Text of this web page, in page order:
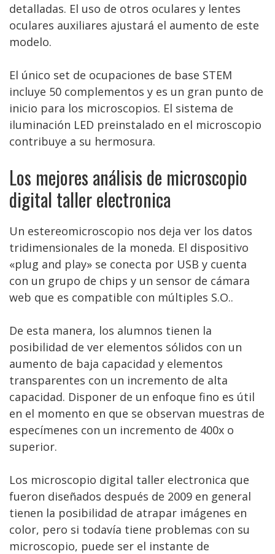
detalladas. El uso de otros oculares y lentes
oculares auxiliares ajustará el aumento de este
modelo.
El único set de ocupaciones de base STEM
incluye 50 complementos y es un gran punto de
inicio para los microscopios. El sistema de
iluminación LED preinstalado en el microscopio
contribuye a su hermosura.
Los mejores análisis de microscopio
digital taller electronica
Un estereomicroscopio nos deja ver los datos
tridimensionales de la moneda. El dispositivo
«plug and play» se conecta por USB y cuenta
con un grupo de chips y un sensor de cámara
web que es compatible con múltiples S.O..
De esta manera, los alumnos tienen la
posibilidad de ver elementos sólidos con un
aumento de baja capacidad y elementos
transparentes con un incremento de alta
capacidad. Disponer de un enfoque fino es útil
en el momento en que se observan muestras de
especímenes con un incremento de 400x o
superior.
Los microscopio digital taller electronica que
fueron diseñados después de 2009 en general
tienen la posibilidad de atrapar imágenes en
color, pero si todavía tiene problemas con su
microscopio, puede ser el instante de